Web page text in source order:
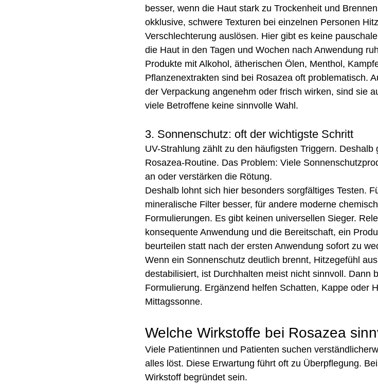
besser, wenn die Haut stark zu Trockenheit und
okklusive, schwere Texturen bei einzelnen Personen
Verschlechterung auslösen. Hier gibt es keine
die Haut in den Tagen und Wochen nach Anwendung
Produkte mit Alkohol, ätherischen Ölen, Menthol,
Pflanzenextrakten sind bei Rosazea oft problematisch.
der Verpackung angenehm oder frisch wirken, sind sie
viele Betroffene keine sinnvolle Wahl.
3. Sonnenschutz: oft der wichtigste Schritt
UV-Strahlung zählt zu den häufigsten Triggern.
Rosazea-Routine. Das Problem: Viele
an oder verstärken die Rötung.
Deshalb lohnt sich hier besonders sorgfältiges Testen.
mineralische Filter besser, für andere moderne
Formulierungen. Es gibt keinen universellen Sieger.
konsequente Anwendung und die Bereitschaft, ein
beurteilen statt nach der ersten Anwendung sofort zu
Wenn ein Sonnenschutz deutlich brennt, Hitzegefühl
destabilisiert, ist Durchhalten meist nicht sinnvoll. Dann
Formulierung. Ergänzend helfen Schatten, Kappe oder
Mittagssonne.
Welche Wirkstoffe bei Rosazea
Viele Patientinnen und Patienten suchen
alles löst. Diese Erwartung führt oft zu Überpflegung.
Wirkstoff begründet sein.